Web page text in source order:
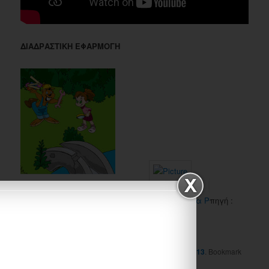
ΔΙΑΔΡΑΣΤΙΚΗ ΕΦΑΡΜΟΓΗ
Το γράμμα Ρπηγή :
emathima13 . Bookmark